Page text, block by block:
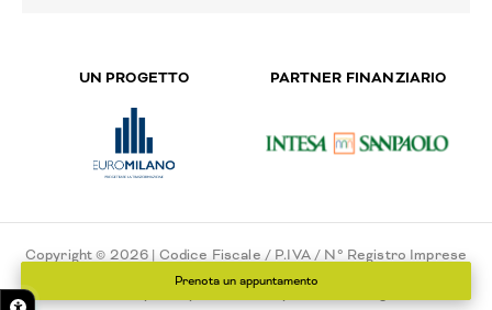
Prenota un appuntamento
UN PROGETTO PARTNER FINANZIARIO
Copyright © 2026 | Codice Fiscale / P.IVA / N° Registro Imprese
di Milano - 02775550151 - N° REA 111546
Cookie Policy